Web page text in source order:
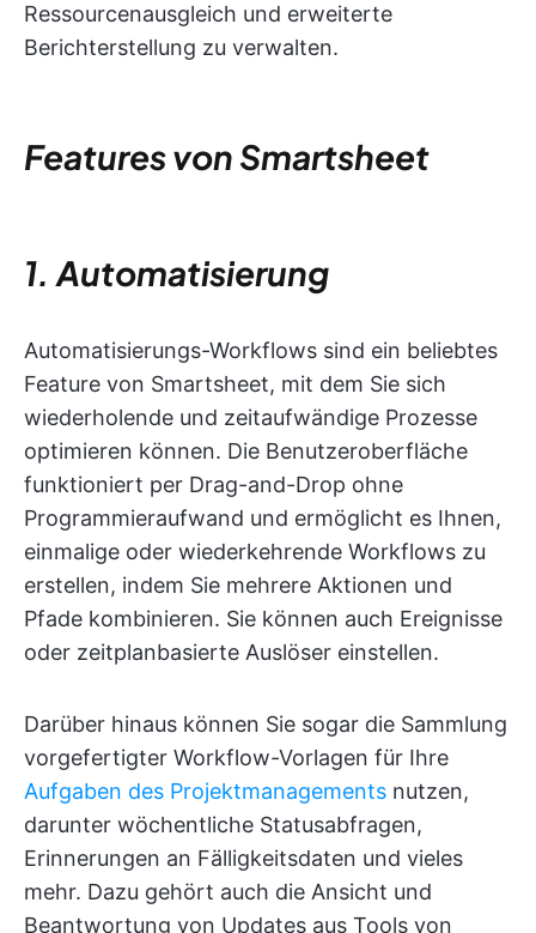
Ressourcenausgleich und erweiterte
Berichterstellung zu verwalten.
Features von Smartsheet
1. Automatisierung
Automatisierungs-Workflows sind ein beliebtes
Feature von Smartsheet, mit dem Sie sich
wiederholende und zeitaufwändige Prozesse
optimieren können. Die Benutzeroberfläche
funktioniert per Drag-and-Drop ohne
Programmieraufwand und ermöglicht es Ihnen,
einmalige oder wiederkehrende Workflows zu
erstellen, indem Sie mehrere Aktionen und
Pfade kombinieren. Sie können auch Ereignisse
oder zeitplanbasierte Auslöser einstellen.
Darüber hinaus können Sie sogar die Sammlung
vorgefertigter Workflow-Vorlagen für Ihre
Aufgaben des Projektmanagements nutzen,
darunter wöchentliche Statusabfragen,
Erinnerungen an Fälligkeitsdaten und vieles
mehr. Dazu gehört auch die Ansicht und
Beantwortung von Updates aus Tools von